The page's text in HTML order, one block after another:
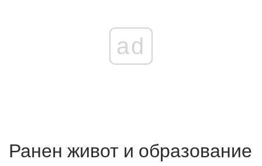
ad
Ранен живот и образование